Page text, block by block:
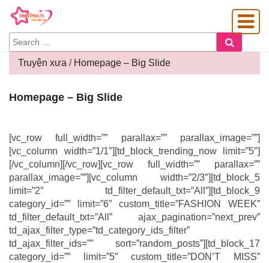
SEARCH
FOR:
GIA
Truyện xưa / Homepage – Big Slide
Homepage – Big Slide
[vc_row full_width=”” parallax=”” parallax_image=””]
[vc_column width=”1/1″][td_block_trending_now limit=”5″]
[/vc_column][/vc_row][vc_row full_width=”” parallax=””
parallax_image=””][vc_column width=”2/3″][td_block_5
limit=”2″ td_filter_default_txt=”All”][td_block_9
category_id=”” limit=”6″ custom_title=”FASHION WEEK”
td_filter_default_txt=”All” ajax_pagination=”next_prev”
td_ajax_filter_type=”td_category_ids_filter”
td_ajax_filter_ids=”” sort=”random_posts”][td_block_17
category_id=”” limit=”5″ custom_title=”DON’T MISS”